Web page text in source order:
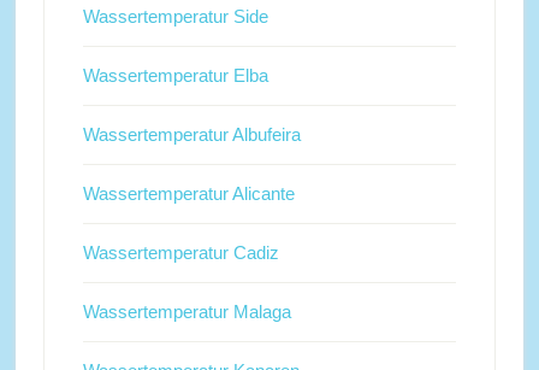
Wassertemperatur Side
Wassertemperatur Elba
Wassertemperatur Albufeira
Wassertemperatur Alicante
Wassertemperatur Cadiz
Wassertemperatur Malaga